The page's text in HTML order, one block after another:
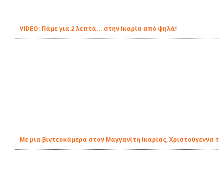
VIDEO: Πάμε για 2 λεπτά... στην Ικαρία από ψηλά!
Με μια βιντεοκάμερα στον Μαγγανίτη Ικαρίας, Χριστούγεννα